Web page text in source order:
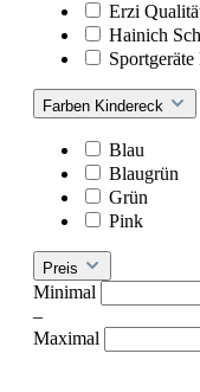
Erzi
Hainich
Farben Kindereck
Blau
Blaugrün
Grün
Pink
Preis
Minimal
–
Maximal